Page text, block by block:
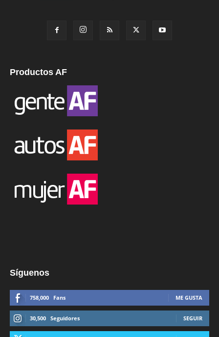
Productos AF
Síguenos
758,000 Fans ME GUSTA
30,500 Seguidores SEGUIR